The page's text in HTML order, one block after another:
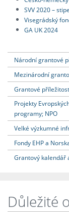
SVV 2020 –
Visegrádský
GA UK 2024
Národní grantové
Mezinárodní
Grantové
Projekty
programy; NPO
Velké výzkumné
Fondy EHP a
Grantový kalendář
Důležité